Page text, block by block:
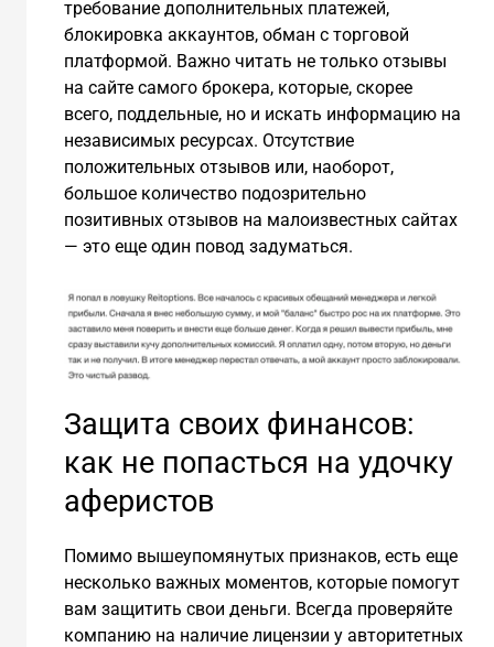
требование дополнительных платежей,
блокировка аккаунтов, обман с торговой
платформой. Важно читать не только отзывы
на сайте самого брокера, которые, скорее
всего, поддельные, но и искать информацию на
независимых ресурсах. Отсутствие
положительных отзывов или, наоборот,
большое количество подозрительно
позитивных отзывов на малоизвестных сайтах
— это еще один повод задуматься.
Защита своих финансов:
как не попасться на удочку
аферистов
Помимо вышеупомянутых признаков, есть еще
несколько важных моментов, которые помогут
вам защитить свои деньги. Всегда проверяйте
компанию на наличие лицензии у авторитетных